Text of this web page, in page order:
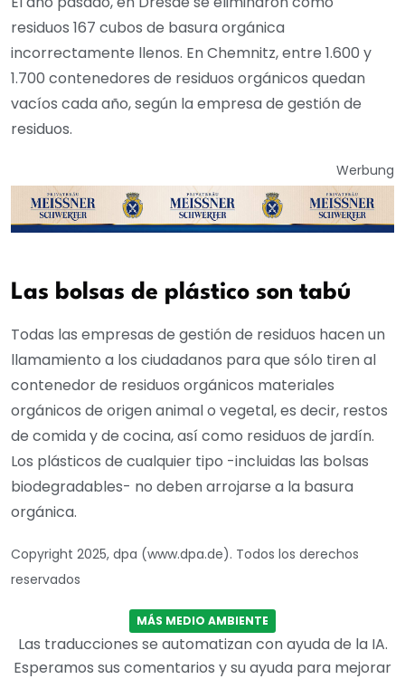
residuos 167 cubos de basura orgánica
incorrectamente llenos. En Chemnitz, entre 1.600 y
1.700 contenedores de residuos orgánicos quedan
vacíos cada año, según la empresa de gestión de
residuos.
Werbung
Las bolsas de plástico son tabú
Todas las empresas de gestión de residuos hacen un
llamamiento a los ciudadanos para que sólo tiren al
contenedor de residuos orgánicos materiales
orgánicos de origen animal o vegetal, es decir, restos
de comida y de cocina, así como residuos de jardín.
Los plásticos de cualquier tipo -incluidas las bolsas
biodegradables- no deben arrojarse a la basura
orgánica.
Copyright 2025, dpa (www.dpa.de). Todos los derechos
reservados
MÁS MEDIO AMBIENTE
Las traducciones se automatizan con ayuda de la IA.
Esperamos sus comentarios y su ayuda para mejorar